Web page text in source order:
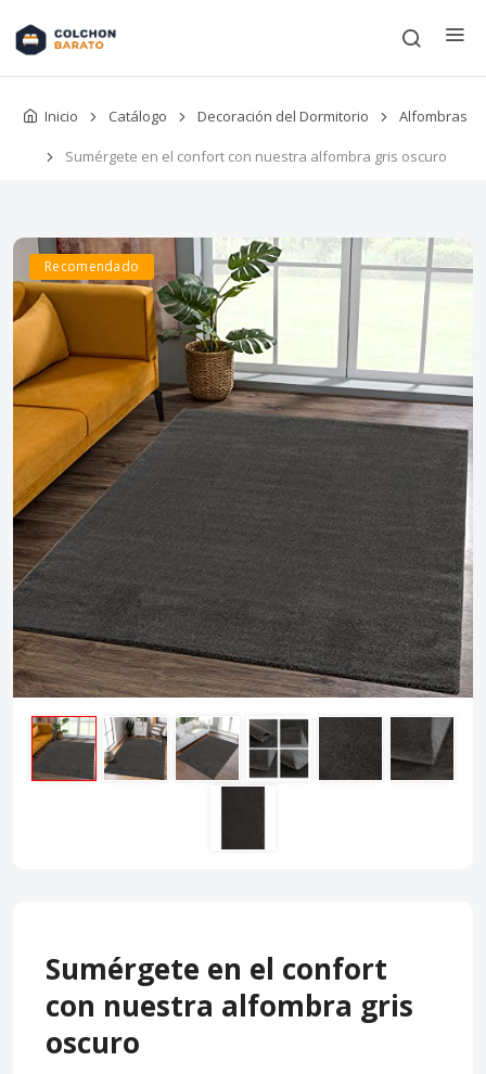
Inicio Catálogo Decoración del Dormitorio Alfombras
Sumérgete en el confort con nuestra alfombra gris oscuro
Recomendado
Sumérgete en el confort
con nuestra alfombra gris
oscuro